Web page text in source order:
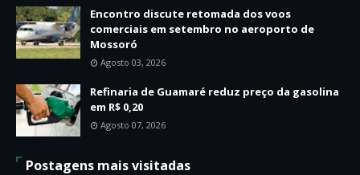
Encontro discute retomada dos voos
comerciais em setembro no aeroporto de
Mossoró
Agosto 03, 2026
Refinaria de Guamaré reduz preço da gasolina
em R$ 0,20
Agosto 07, 2026
Postagens mais visitadas